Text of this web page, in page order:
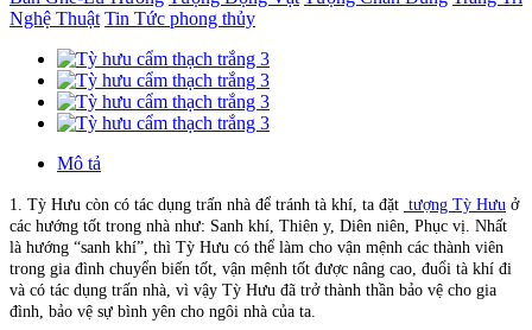
Nghệ Thuật Tin Tức phong thủy
Mô tả
1. Tỳ Hưu còn có tác dụng trấn nhà để tránh tà khí, ta đặt tượng Tỳ Hưu ở
các hướng tốt trong nhà như: Sanh khí, Thiên y, Diên niên, Phục vị. Nhất
là hướng “sanh khí”, thì Tỳ Hưu có thể làm cho vận mệnh các thành viên
trong gia đình chuyển biến tốt, vận mệnh tốt được nâng cao, đuổi tà khí đi
và có tác dụng trấn nhà, vì vậy Tỳ Hưu đã trở thành thần bảo vệ cho gia
đình, bảo vệ sự bình yên cho ngôi nhà của ta.